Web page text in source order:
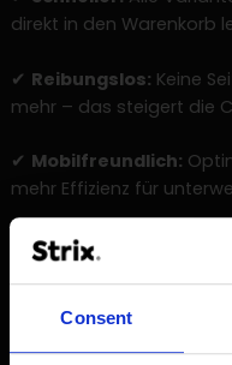
Consent
direkt in den Warenkorb
✔ Reibungslos: Keine
mehr – das steigert die
✔ Mobilfreundlich:
mehr Effizienz für
Diese Innovation